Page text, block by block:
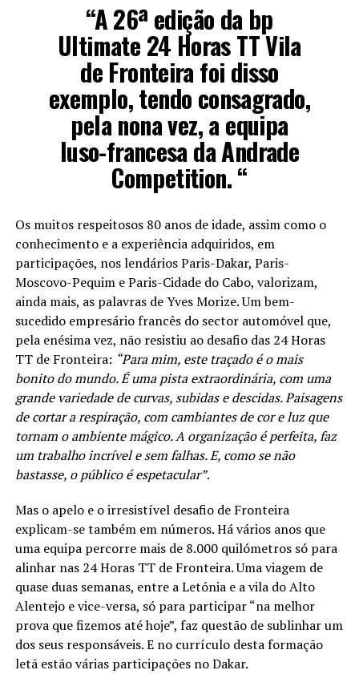
“A 26ª edição da bp
Ultimate 24 Horas TT Vila
de Fronteira foi disso
exemplo, tendo consagrado,
pela nona vez, a equipa
luso-francesa da Andrade
Competition. “
Os muitos respeitosos 80 anos de idade, assim como o
conhecimento e a experiência adquiridos, em
participações, nos lendários Paris-Dakar, Paris-
Moscovo-Pequim e Paris-Cidade do Cabo, valorizam,
ainda mais, as palavras de Yves Morize. Um bem-
sucedido empresário francês do sector automóvel que,
pela enésima vez, não resistiu ao desafio das 24 Horas
TT de Fronteira: “Para mim, este traçado é o mais
bonito do mundo. É uma pista extraordinária, com uma
grande variedade de curvas, subidas e descidas. Paisagens
de cortar a respiração, com cambiantes de cor e luz que
tornam o ambiente mágico. A organização é perfeita, faz
um trabalho incrível e sem falhas. E, como se não
bastasse, o público é espetacular”.
Mas o apelo e o irresistível desafio de Fronteira
explicam-se também em números. Há vários anos que
uma equipa percorre mais de 8.000 quilómetros só para
alinhar nas 24 Horas TT de Fronteira. Uma viagem de
quase duas semanas, entre a Letónia e a vila do Alto
Alentejo e vice-versa, só para participar “na melhor
prova que fizemos até hoje”, faz questão de sublinhar um
dos seus responsáveis. E no currículo desta formação
letã estão várias participações no Dakar.